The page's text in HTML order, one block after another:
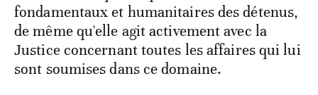
fondamentaux et humanitaires des détenus,
de même qu'elle agit activement avec la
Justice concernant toutes les affaires qui lui
sont soumises dans ce domaine.